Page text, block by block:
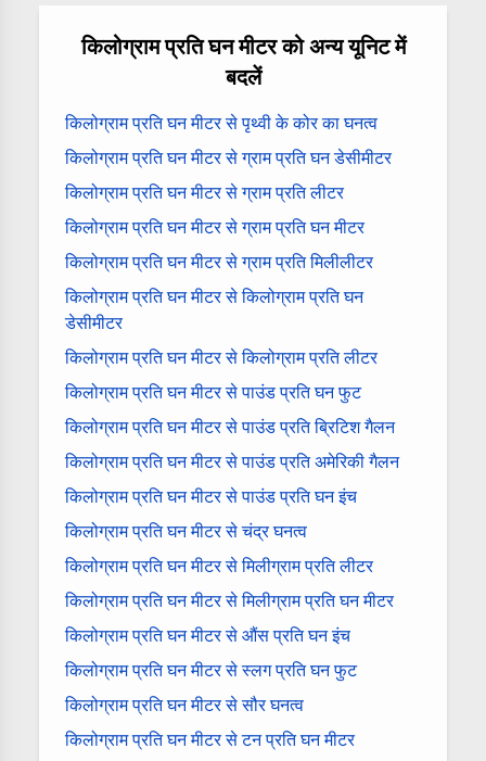
किलोग्राम प्रति घन मीटर को अन्य यूनिट में
बदलें
किलोग्राम प्रति घन मीटर से पृथ्वी के कोर का घनत्व
किलोग्राम प्रति घन मीटर से ग्राम प्रति घन डेसीमीटर
किलोग्राम प्रति घन मीटर से ग्राम प्रति लीटर
किलोग्राम प्रति घन मीटर से ग्राम प्रति घन मीटर
किलोग्राम प्रति घन मीटर से ग्राम प्रति मिलीलीटर
किलोग्राम प्रति घन मीटर से किलोग्राम प्रति घन
डेसीमीटर
किलोग्राम प्रति घन मीटर से किलोग्राम प्रति लीटर
किलोग्राम प्रति घन मीटर से पाउंड प्रति घन फुट
किलोग्राम प्रति घन मीटर से पाउंड प्रति ब्रिटिश गैलन
किलोग्राम प्रति घन मीटर से पाउंड प्रति अमेरिकी गैलन
किलोग्राम प्रति घन मीटर से पाउंड प्रति घन इंच
किलोग्राम प्रति घन मीटर से चंद्र घनत्व
किलोग्राम प्रति घन मीटर से मिलीग्राम प्रति लीटर
किलोग्राम प्रति घन मीटर से मिलीग्राम प्रति घन मीटर
किलोग्राम प्रति घन मीटर से औंस प्रति घन इंच
किलोग्राम प्रति घन मीटर से स्लग प्रति घन फुट
किलोग्राम प्रति घन मीटर से सौर घनत्व
किलोग्राम प्रति घन मीटर से टन प्रति घन मीटर